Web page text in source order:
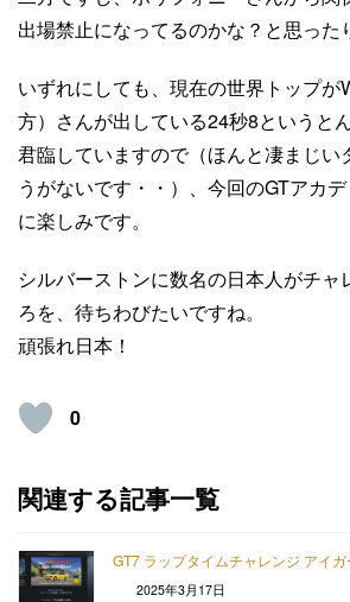
出場禁止になってるのかな？と思った
いずれにしても、現在の世界トップが
方）さんが出している24秒8というと
君臨していますので（ほんと凄まじい
うがないです・・）、今回のGTアカ
に楽しみです。
シルバーストンに数名の日本人がチャ
ろを、待ちわびたいですね。
頑張れ日本！
0
関連する記事一覧
GT7 ラップタイムチャレンジ アイガ
2025年3月17日